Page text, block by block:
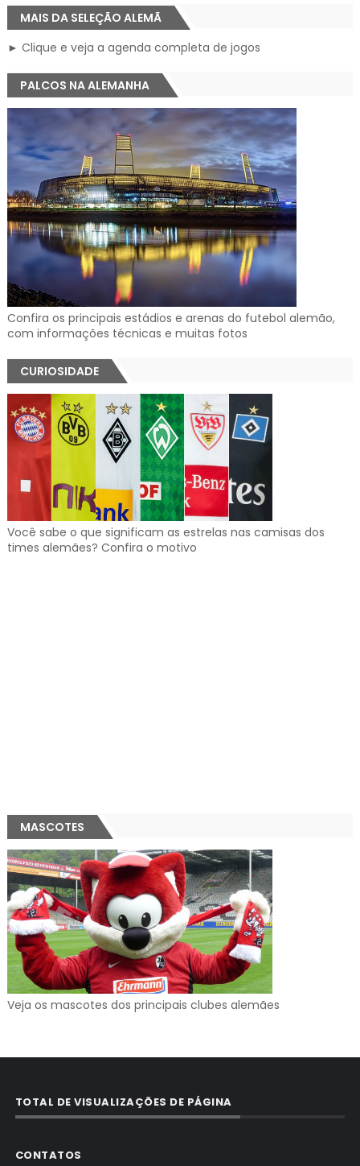
MAIS DA SELEÇÃO ALEMÃ
► Clique e veja a agenda completa de jogos
PALCOS NA ALEMANHA
Confira os principais estádios e arenas do futebol alemão,
com informações técnicas e muitas fotos
CURIOSIDADE
Você sabe o que significam as estrelas nas camisas dos
times alemães? Confira o motivo
MASCOTES
Veja os mascotes dos principais clubes alemães
TOTAL DE VISUALIZAÇÕES DE PÁGINA
CONTATOS